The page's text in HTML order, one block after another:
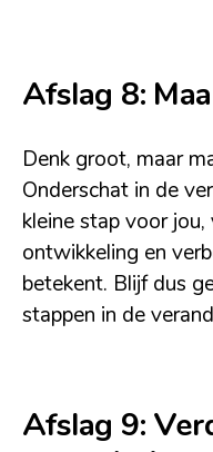
Afslag 8:
Denk groot, maar
Onderschat in de
kleine stap voor
ontwikkeling en
betekent. Blijf dus
stappen in de
Afslag 9: